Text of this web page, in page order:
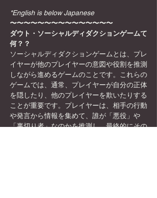
*English is below Japanese
〜〜〜〜〜〜〜〜〜〜〜〜〜〜〜
ダウト・ソーシャルディダクションゲームて
何？？
ソーシャルディダクションゲームとは、プレ
イヤーが他のプレイヤーの意図や役割を推測
しながら進めるゲームのことです。これらの
ゲームでは、通常、プレイヤーが自分の正体
を隠したり、他のプレイヤーを欺いたりする
ことが重要です。プレイヤーは、相手の行動
や発言から情報を集めて、誰が「悪役」や
「裏切り者」なのかを推測し、最終的にその